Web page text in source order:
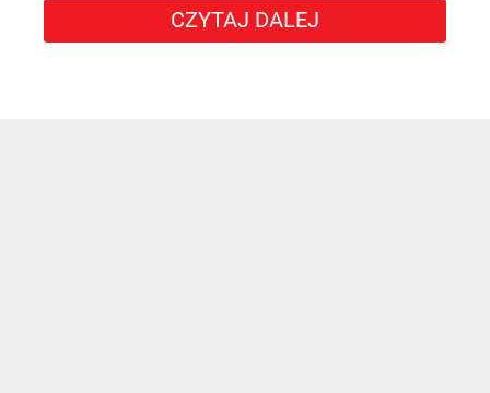
CZYTAJ DALEJ